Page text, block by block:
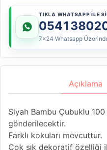
TIKLA WHATSAPP İLE
7x24 Whatsapp
Açıklama
Siyah Bambu Çubuklu
gönderilecektir.
Farklı kokuları mevcuttur.
Çok şık dekoratif özelliği